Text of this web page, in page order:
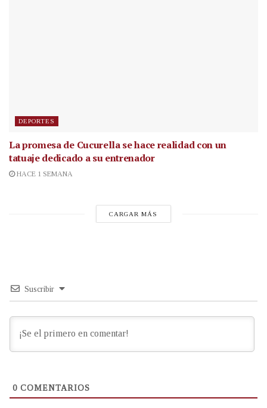
DEPORTES
La promesa de Cucurella se hace realidad con un
tatuaje dedicado a su entrenador
HACE 1 SEMANA
CARGAR MÁS
Suscribir
0 COMENTARIOS